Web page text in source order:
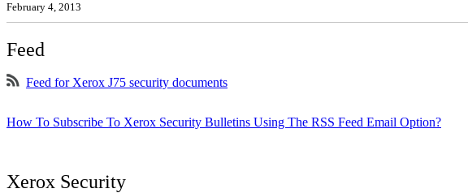
February 4, 2013
Feed
Feed for Xerox J75 security documents
How To Subscribe To Xerox Security Bulletins Using The RSS Feed Email Option?
Xerox Security